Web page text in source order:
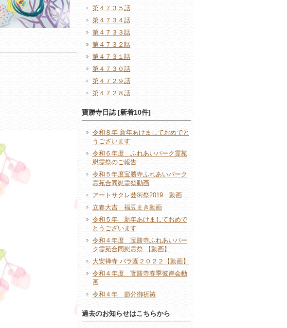
第４７３５話
第４７３４話
第４７３３話
第４７３２話
第４７３１話
第４７３０話
第４７２９話
第４７２８話
寶勝寺日誌 [新着10件]
令和８年 新年あけましておめでと
うございます
令和６年度 ふれあいパーク霊苑
慰霊祭のご報告
令和５年度宝勝寺ふれあいパーク
霊苑合同慰霊祭動画
アートサクレ芸術祭2019 動画
立春大吉 福豆まき動画
令和５年 新年あけましておめで
とうございます
令和４年度 宝勝寺ふれあいパー
ク霊苑合同慰霊祭 【動画】
大安禅寺 バラ園２０２２【動画】
令和４年度 寳勝寺春季彼岸会動
画
令和４年 節分御祈祷
過去のお知らせはこちらから